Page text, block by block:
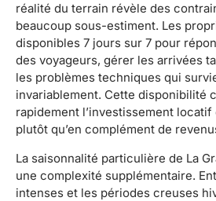
réalité du terrain révèle des
beaucoup sous-estiment. Les
disponibles 7 jours sur 7 pour
des voyageurs, gérer les arrivées
les problèmes techniques qui
invariablement. Cette disponibilité
rapidement l’investissement
plutôt qu’en complément de
La saisonnalité particulière de La
une complexité supplémentaire.
intenses et les périodes creuses